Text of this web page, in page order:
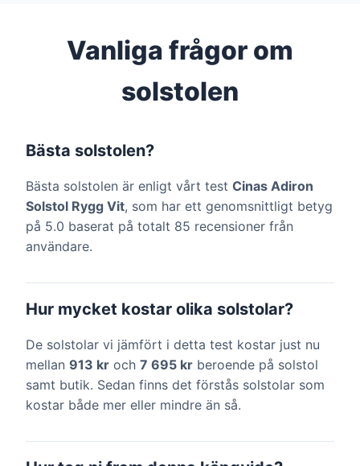
Vanliga frågor om
solstolen
Bästa solstolen?
Bästa solstolen är enligt vårt test Cinas Adiron
Solstol Rygg Vit, som har ett genomsnittligt betyg
på 5.0 baserat på totalt 85 recensioner från
användare.
Hur mycket kostar olika solstolar?
De solstolar vi jämfört i detta test kostar just nu
mellan 913 kr och 7 695 kr beroende på solstol
samt butik. Sedan finns det förstås solstolar som
kostar både mer eller mindre än så.